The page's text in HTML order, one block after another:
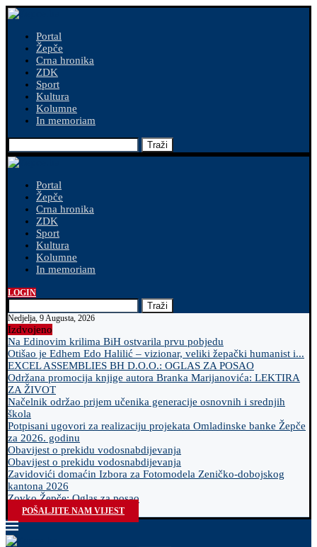
Portal
Žepče
Crna hronika
ZDK
Sport
Kultura
Kolumne
In memoriam
Traži
Portal
Žepče
Crna hronika
ZDK
Sport
Kultura
Kolumne
In memoriam
LOGIN
Traži
Nedjelja, 9 Augusta, 2026
Izdvojeno
Na Edinovim krilima BiH ostvarila prvu pobjedu
Otišao je Edhem Edo Halilić – vizionar, veliki žepački humanist i...
EXCEL ASSEMBLIES BH D.O.O.: OGLAS ZA POSAO
Održana promocija knjige autora Branka Marijanovića: LEKTIRA
ZA ŽIVOT
Načelnik održao prijem učenika generacije osnovnih i srednjih
škola
Potpisani ugovori za realizaciju projekata Omladinske banke Žepče
za 2026. godinu
Obavijest o prekidu vodosnabdijevanja
Obavijest o prekidu vodosnabdijevanja
Zavidovići domaćin Izbora za Fotomodela Zeničko-dobojskog
kantona 2026
Zovko Žepče: Oglas za posao
POŠALJITE NAM VIJEST